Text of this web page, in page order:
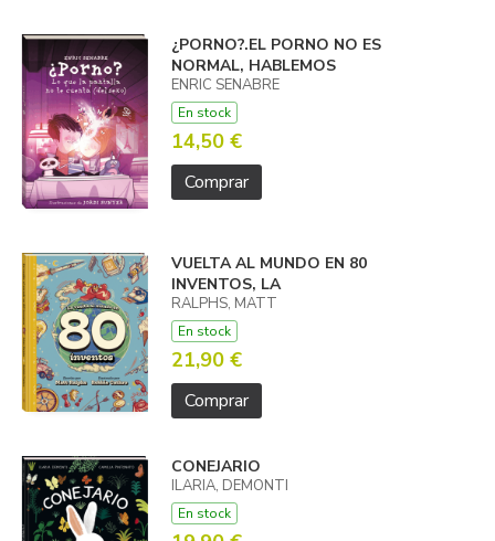
¿PORNO?.EL PORNO NO ES
NORMAL, HABLEMOS
ENRIC SENABRE
En stock
14,50 €
Comprar
VUELTA AL MUNDO EN 80
INVENTOS, LA
RALPHS, MATT
En stock
21,90 €
Comprar
CONEJARIO
ILARIA, DEMONTI
En stock